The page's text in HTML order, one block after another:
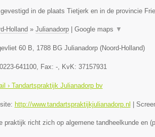
gevestigd in de plaats Tietjerk en in de provincie
Holland » Julianadorp| Google maps ▼
60 B, 1788 BG Julianadorp(Noord-Holland)
0223-641100, Fax: -, KvK: 37157931
› Tandartspraktijk Julianadorp bv
http://www.tandartspraktijkjulianadorp.nl
praktijk richt zich op algemene tandheelkunde en